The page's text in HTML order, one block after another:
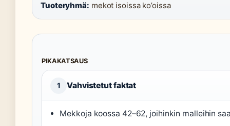
Tuoteryhmä: mekot isoissa ko’oissa
PIKAKATSAUS
1 Vahvistetut faktat
Mekkoja koossa 42–62, joihinkin malleihin